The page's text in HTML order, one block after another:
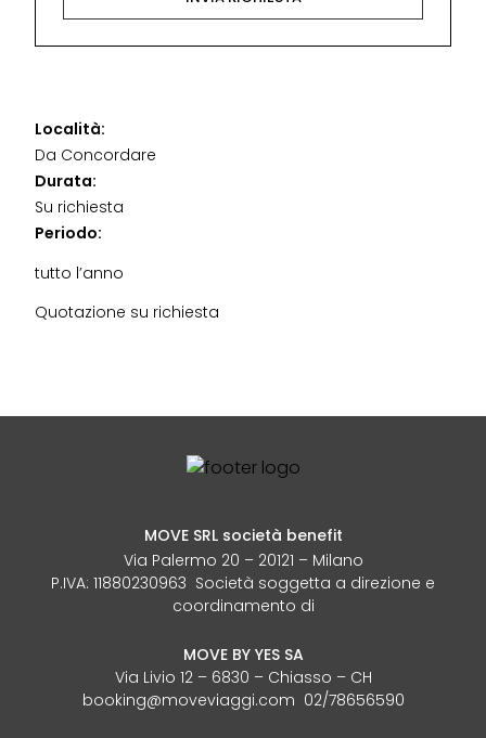
Località:
Da Concordare
Durata:
Su richiesta
Periodo:
tutto l’anno
Quotazione su richiesta
MOVE SRL società benefit
Via Palermo 20 – 20121 – Milano
P.IVA: 11880230963 Società soggetta a direzione e
coordinamento di
MOVE BY YES SA
Via Livio 12 – 6830 – Chiasso – CH
booking@moveviaggi.com 02/78656590